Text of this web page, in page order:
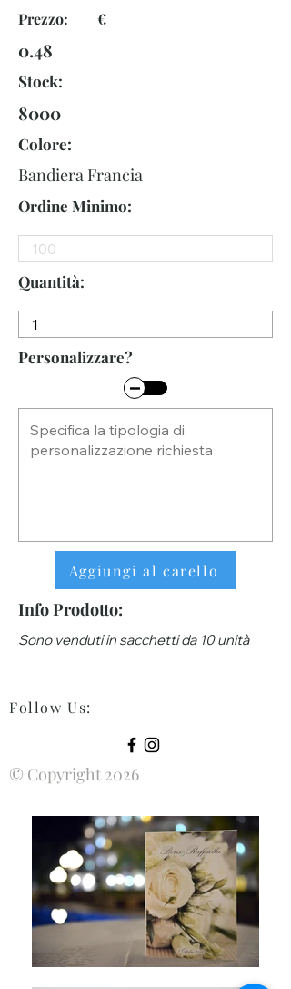
Prezzo: €
0.48
Stock:
8000
Colore:
Bandiera Francia
Ordine Minimo:
Quantità:
Personalizzare?
Aggiungi al carello
Info Prodotto:
Sono venduti in sacchetti da 10 unità
Follow Us:
© Copyright 2026